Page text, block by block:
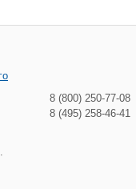
8 (800) 250-77-08
8 (495) 258-46-41